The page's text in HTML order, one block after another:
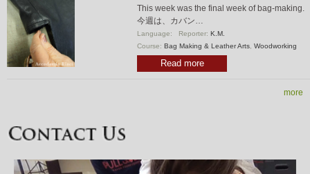
This week was the final week of bag-making.
今週は、カバン…
Language: Reporter: K.M.
Course: Bag Making & Leather Arts, Woodworking
Read more
more